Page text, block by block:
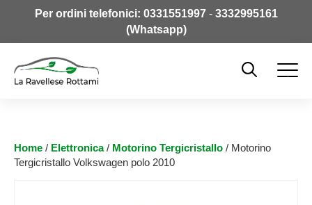
Per ordini telefonici: 0331551997- 3332995161
(Whatsapp)
Home / Elettronica/ Motorino Tergicristallo / Motorino
Tergicristallo Volkswagen polo 2010